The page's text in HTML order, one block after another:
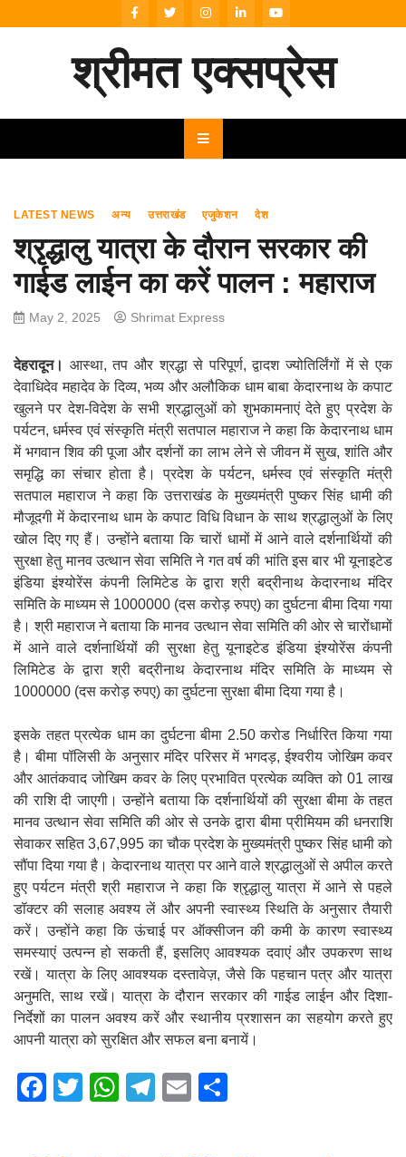
to
श्रीमत एक्सप्रेस
LATEST NEWS अन्य उत्तराखंड एजुकेशन देश
श्रृद्धालु यात्रा के दौरान सरकार की
गाईड लाईन का करें पालन : महाराज
May 2, 2025 Shrimat Express
देहरादून। आस्था, तप और श्रद्धा से परिपूर्ण, द्वादश ज्योतिर्लिंगों में से एक
देवाधिदेव महादेव के दिव्य, भव्य और अलौकिक धाम बाबा केदारनाथ के कपाट
खुलने पर देश-विदेश के सभी श्रद्धालुओं को शुभकामनाएं देते हुए प्रदेश के
पर्यटन, धर्मस्व एवं संस्कृति मंत्री सतपाल महाराज ने कहा कि केदारनाथ धाम
में भगवान शिव की पूजा और दर्शनों का लाभ लेने से जीवन में सुख, शांति और
समृद्धि का संचार होता है। प्रदेश के पर्यटन, धर्मस्व एवं संस्कृति मंत्री
सतपाल महाराज ने कहा कि उत्तराखंड के मुख्यमंत्री पुष्कर सिंह धामी की
मौजूदगी में केदारनाथ धाम के कपाट विधि विधान के साथ श्रद्धालुओं के लिए
खोल दिए गए हैं। उन्होंने बताया कि चारों धामों में आने वाले दर्शनार्थियों की
सुरक्षा हेतु मानव उत्थान सेवा समिति ने गत वर्ष की भांति इस बार भी यूनाइटेड
इंडिया इंश्योरेंस कंपनी लिमिटेड के द्वारा श्री बद्रीनाथ केदारनाथ मंदिर
समिति के माध्यम से 1000000 (दस करोड़ रुपए) का दुर्घटना बीमा दिया गया
है। श्री महाराज ने बताया कि मानव उत्थान सेवा समिति की ओर से चारोंधामों
में आने वाले दर्शनार्थियों की सुरक्षा हेतु यूनाइटेड इंडिया इंश्योरेंस कंपनी
लिमिटेड के द्वारा श्री बद्रीनाथ केदारनाथ मंदिर समिति के माध्यम से
1000000 (दस करोड़ रुपए) का दुर्घटना सुरक्षा बीमा दिया गया है।
इसके तहत प्रत्येक धाम का दुर्घटना बीमा 2.50 करोड निर्धारित किया गया
है। बीमा पॉलिसी के अनुसार मंदिर परिसर में भगदड़, ईश्वरीय जोखिम कवर
और आतंकवाद जोखिम कवर के लिए प्रभावित प्रत्येक व्यक्ति को 01 लाख
की राशि दी जाएगी। उन्होंने बताया कि दर्शनार्थियों की सुरक्षा बीमा के तहत
मानव उत्थान सेवा समिति की ओर से उनके द्वारा बीमा प्रीमियम की धनराशि
सेवाकर सहित 3,67,995 का चौक प्रदेश के मुख्यमंत्री पुष्कर सिंह धामी को
सौंपा दिया गया है। केदारनाथ यात्रा पर आने वाले श्रद्धालुओं से अपील करते
हुए पर्यटन मंत्री श्री महाराज ने कहा कि श्रृद्धालु यात्रा में आने से पहले
डॉक्टर की सलाह अवश्य लें और अपनी स्वास्थ्य स्थिति के अनुसार तैयारी
करें। उन्होंने कहा कि ऊंचाई पर ऑक्सीजन की कमी के कारण स्वास्थ्य
समस्याएं उत्पन्न हो सकती हैं, इसलिए आवश्यक दवाएं और उपकरण साथ
रखें। यात्रा के लिए आवश्यक दस्तावेज़, जैसे कि पहचान पत्र और यात्रा
अनुमति, साथ रखें। यात्रा के दौरान सरकार की गाईड लाईन और दिशा-
निर्देशों का पालन अवश्य करें और स्थानीय प्रशासन का सहयोग करते हुए
आपनी यात्रा को सुरक्षित और सफल बना बनायें।
F
T
W
T
E